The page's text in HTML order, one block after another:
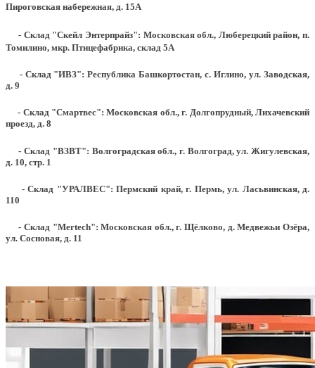
Пироговская набережная, д. 15А
- Склад "Скейл Энтерпрайз": Московская обл., Люберецкий район, п.
Томилино, мкр. Птицефабрика, склад 5А
- Склад "ИВЗ": Республика Башкортостан, с. Иглино, ул. Заводская,
д. 9
- Склад "Смартвес":Московская обл., г. Долгопрудный, Лихачевский
проезд, д. 8
- Склад "ВЗВТ": Волгоградская обл., г. Волгоград, ул. Жигулевская,
д. 10, стр. 1
- Склад "УРАЛВЕС": Пермский край, г. Пермь, ул. Ласьвинская, д.
110
- Склад "Mertech": Московская обл., г. Щёлково, д. Медвежьи Озёра,
ул. Сосновая, д. 11